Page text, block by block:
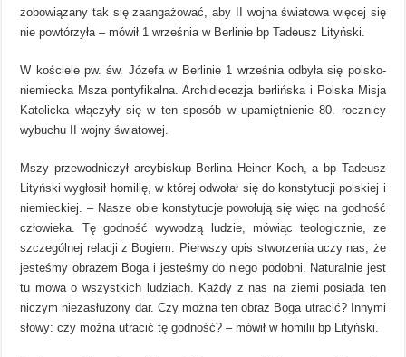
zobowiązany tak się zaangażować, aby II wojna światowa więcej się
nie powtórzyła – mówił 1 września w Berlinie bp Tadeusz Lityński.
W kościele pw. św. Józefa w Berlinie 1 września odbyła się polsko-
niemiecka Msza pontyfikalna. Archidiecezja berlińska i Polska Misja
Katolicka włączyły się w ten sposób w upamiętnienie 80. rocznicy
wybuchu II wojny światowej.
Mszy przewodniczył arcybiskup Berlina Heiner Koch, a bp Tadeusz
Lityński wygłosił homilię, w której odwołał się do konstytucji polskiej i
niemieckiej. – Nasze obie konstytucje powołują się więc na godność
człowieka. Tę godność wywodzą ludzie, mówiąc teologicznie, ze
szczególnej relacji z Bogiem. Pierwszy opis stworzenia uczy nas, że
jesteśmy obrazem Boga i jesteśmy do niego podobni. Naturalnie jest
tu mowa o wszystkich ludziach. Każdy z nas na ziemi posiada ten
niczym niezasłużony dar. Czy można ten obraz Boga utracić? Innymi
słowy: czy można utracić tę godność? – mówił w homilii bp Lityński.